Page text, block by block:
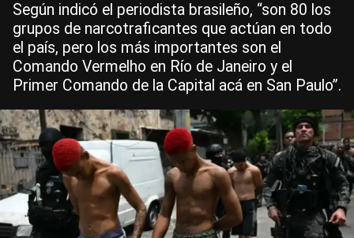
Según indicó el periodista brasileño, “son 80 los
grupos de narcotraficantes que actúan en todo
el país, pero los más importantes son el
Comando Vermelho en Río de Janeiro y el
Primer Comando de la Capital acá en San Paulo”.